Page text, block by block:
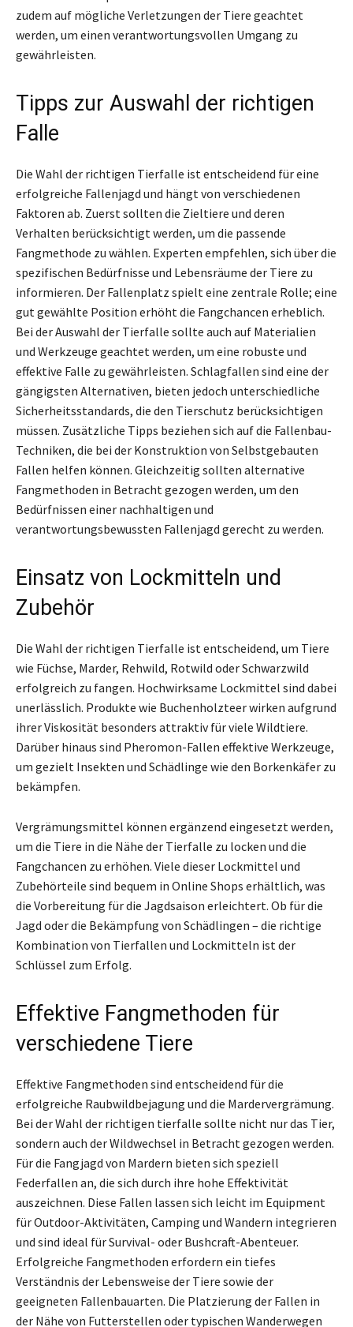
zudem auf mögliche Verletzungen der Tiere geachtet
werden, um einen verantwortungsvollen Umgang zu
gewährleisten.
Tipps zur Auswahl der richtigen
Falle
Die Wahl der richtigen Tierfalle ist entscheidend für eine
erfolgreiche Fallenjagd und hängt von verschiedenen
Faktoren ab. Zuerst sollten die Zieltiere und deren
Verhalten berücksichtigt werden, um die passende
Fangmethode zu wählen. Experten empfehlen, sich über die
spezifischen Bedürfnisse und Lebensräume der Tiere zu
informieren. Der Fallenplatz spielt eine zentrale Rolle; eine
gut gewählte Position erhöht die Fangchancen erheblich.
Bei der Auswahl der Tierfalle sollte auch auf Materialien
und Werkzeuge geachtet werden, um eine robuste und
effektive Falle zu gewährleisten. Schlagfallen sind eine der
gängigsten Alternativen, bieten jedoch unterschiedliche
Sicherheitsstandards, die den Tierschutz berücksichtigen
müssen. Zusätzliche Tipps beziehen sich auf die Fallenbau-
Techniken, die bei der Konstruktion von Selbstgebauten
Fallen helfen können. Gleichzeitig sollten alternative
Fangmethoden in Betracht gezogen werden, um den
Bedürfnissen einer nachhaltigen und
verantwortungsbewussten Fallenjagd gerecht zu werden.
Einsatz von Lockmitteln und
Zubehör
Die Wahl der richtigen Tierfalle ist entscheidend, um Tiere
wie Füchse, Marder, Rehwild, Rotwild oder Schwarzwild
erfolgreich zu fangen. Hochwirksame Lockmittel sind dabei
unerlässlich. Produkte wie Buchenholzteer wirken aufgrund
ihrer Viskosität besonders attraktiv für viele Wildtiere.
Darüber hinaus sind Pheromon-Fallen effektive Werkzeuge,
um gezielt Insekten und Schädlinge wie den Borkenkäfer zu
bekämpfen.
Vergrämungsmittel können ergänzend eingesetzt werden,
um die Tiere in die Nähe der Tierfalle zu locken und die
Fangchancen zu erhöhen. Viele dieser Lockmittel und
Zubehörteile sind bequem in Online Shops erhältlich, was
die Vorbereitung für die Jagdsaison erleichtert. Ob für die
Jagd oder die Bekämpfung von Schädlingen – die richtige
Kombination von Tierfallen und Lockmitteln ist der
Schlüssel zum Erfolg.
Effektive Fangmethoden für
verschiedene Tiere
Effektive Fangmethoden sind entscheidend für die
erfolgreiche Raubwildbejagung und die Mardervergrämung.
Bei der Wahl der richtigen tierfalle sollte nicht nur das Tier,
sondern auch der Wildwechsel in Betracht gezogen werden.
Für die Fangjagd von Mardern bieten sich speziell
Federfallen an, die sich durch ihre hohe Effektivität
auszeichnen. Diese Fallen lassen sich leicht im Equipment
für Outdoor-Aktivitäten, Camping und Wandern integrieren
und sind ideal für Survival- oder Bushcraft-Abenteuer.
Erfolgreiche Fangmethoden erfordern ein tiefes
Verständnis der Lebensweise der Tiere sowie der
geeigneten Fallenbauarten. Die Platzierung der Fallen in
der Nähe von Futterstellen oder typischen Wanderwegen